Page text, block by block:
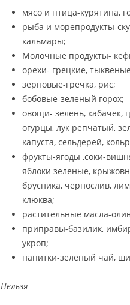
мясо и птица-курятина,
рыба и морепродукты-
кальмары;
Молочные продукты-
орехи- грецкие,
зерновые-гречка, рис;
бобовые-зеленый горох;
овощи- зелень, кабачек,
огурцы, лук репчатый,
капуста, сельдерей,
фрукты-ягоды ,соки-
яблоки зеленые,
брусника, чернослив,
клюква;
растительные масла-
приправы-базилик,
укроп;
напитки-зеленый чай,
Нельзя